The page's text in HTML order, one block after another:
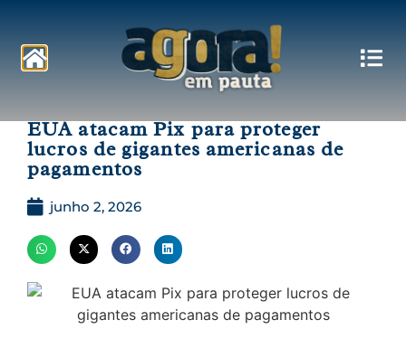
EUA atacam Pix para proteger
lucros de gigantes americanas de
pagamentos
junho 2, 2026